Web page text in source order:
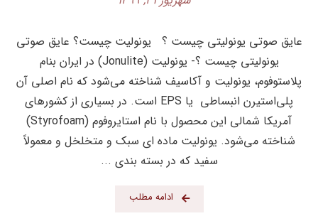
عایق صوتی یونولیتی چیست ؟ یونولیت چیست؟ عایق صوتی
یونولیتی چیست ؟- یونولیت (Jonulite) در ایران بنام
پلاستوفوم، یونولیت و آکاسیف شناخته می‌شود که نام اصلی آن
پلی‌استیرن انبساطی یا EPS است. در بسیاری از کشورهای
آمریکا شمالی این محصول با نام استایروفوم (Styrofoam)
شناخته می‌شود. یونولیت ماده ای سبک و متخلخل و معمولاً
سفید که در بسته بندی ...
ادامه مطلب